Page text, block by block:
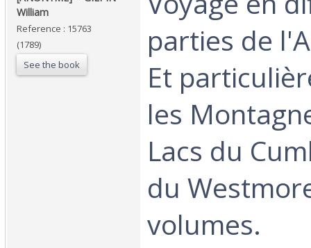
William‎
Reference : 15763
(1789)
See the book
parties de
Et
les
Lacs du
du
volumes.‎